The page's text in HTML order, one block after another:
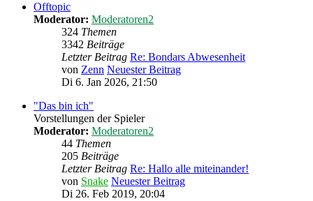
Offtopic
Moderator: Moderatoren2
324 Themen
3342 Beiträge
Letzter Beitrag Re: Bondars Abwesenheit
von Zenn Neuester Beitrag
Di 6. Jan 2026, 21:50
"Das bin ich"
Vorstellungen der Spieler
Moderator: Moderatoren2
44 Themen
205 Beiträge
Letzter Beitrag Re: Hallo alle miteinander!
von Snake Neuester Beitrag
Di 26. Feb 2019, 20:04